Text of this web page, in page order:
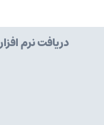
دریافت نرم افزار